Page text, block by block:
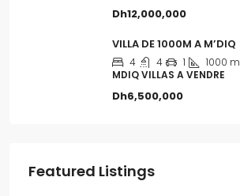
Dh12,000,000
VILLA DE 1000M A M’DIQ
4 4 1
1000 m
MDIQ VILLAS A VENDRE
Dh6,500,000
Featured Listings